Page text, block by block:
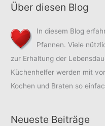
Über diesen Blog
In diesem Blog
Pfannen. Viele
zur Erhaltung der
Küchenhelfer werden mit
Kochen und Braten so
Neueste Beiträge